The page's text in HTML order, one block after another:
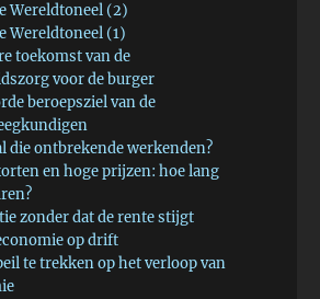
Wereldtoneel (2)
Wereldtoneel (1)
toekomst van de
voor de burger
beroepsziel van de
die ontbrekende werkenden?
en hoge prijzen: hoe lang
zonder dat de rente stijgt
op drift
te trekken op het verloop van